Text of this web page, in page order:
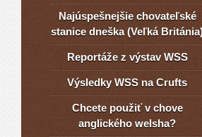
Najúspešnejšie chovateľské
stanice dneška (Veľká
Reportáže z výstav WSS
Výsledky WSS na Crufts
Chcete použiť v chove
anglického welsha?